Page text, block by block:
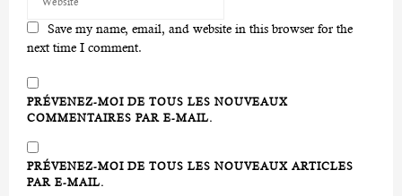
Save my name, email, and website in this browser for the
next time I comment.
PRÉVENEZ-MOI DE TOUS LES NOUVEAUX
COMMENTAIRES PAR E-MAIL.
PRÉVENEZ-MOI DE TOUS LES NOUVEAUX ARTICLES
PAR E-MAIL.